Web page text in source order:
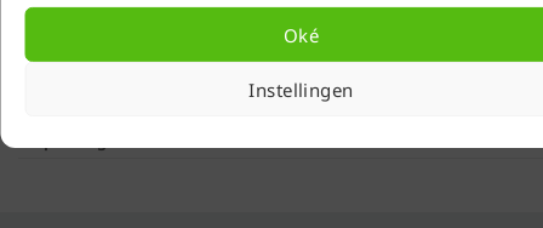
Oké
Instellingen
Artikelnummer
8719425780610